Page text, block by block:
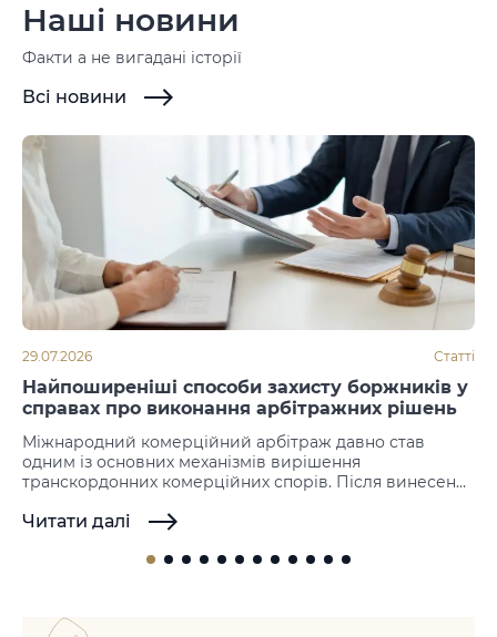
Наші новини
Факти а не вигадані історії
Всі новини
29.07.2026 Статті
Найпоширеніші способи захисту боржників у
справах про виконання арбітражних рішень
Міжнародний комерційний арбітраж давно став
одним із основних механізмів вирішення
транскордонних комерційних спорів. Після винесення
виконання. Саме на цій стадії нерідко виникають
допустити або відтермінувати виконання іноземних
спору по суті, однак допускає…
Читати далі